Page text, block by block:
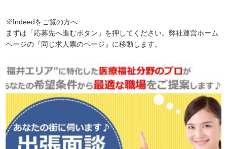
※Indeedをご覧の方へ
まずは「応募先へ進むボタン」を押してください。弊社運営ホーム
ページの『同じ求人票のページ』に移動します。